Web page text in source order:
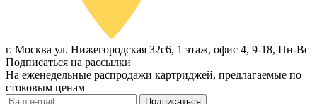
г. Москва ул. Нижегородская 32с6, 1 этаж, офис 4, 9-18, Пн-Вс
Подписаться на рассылки
На еженедельные распродажи картриджей, предлагаемые по
стоковым ценам
Подписаться